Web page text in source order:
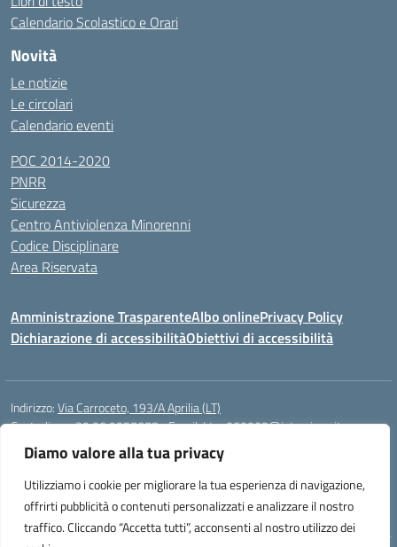
Diamo valore alla tua privacy
Utilizziamo i cookie per migliorare la tua esperienza di navigazione,
offrirti pubblicità o contenuti personalizzati e analizzare il nostro
traffico. Cliccando “Accetta tutti”, acconsenti al nostro utilizzo dei
Calendario Scolastico e Orari
Novità
Le notizie
Le circolari
Calendario eventi
POC 2014-2020
PNRR
Sicurezza
Centro Antiviolenza Minorenni
Codice Disciplinare
Area Riservata
Amministrazione TrasparenteAlbo onlinePrivacy Policy
Dichiarazione di accessibilitàObiettivi di accessibilità
Indirizzo:Via Carroceto, 193/A Aprilia (LT)
Centralino:+39 06 9257678 Email:Ltps060002@istruzione.it
Posta elettronica certificata (PEC): Ltps060002@pec.istruzione.it
Codice fiscale: 91001930592
Codice meccanografico: LTPS060002